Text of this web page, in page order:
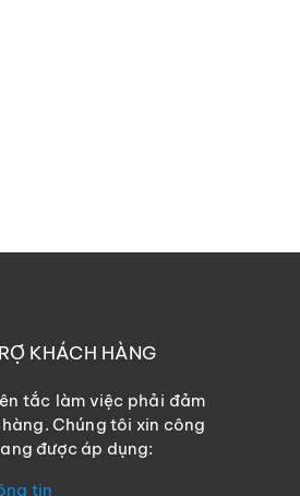
KHÁCH HÀNG
tắc làm việc phải đảm
Chúng tôi xin công
được áp dụng:
tin